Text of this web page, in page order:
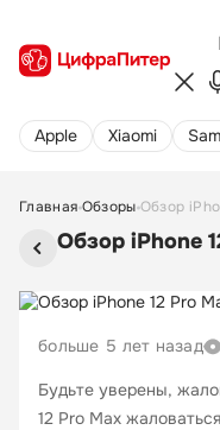
Apple Xiaomi
Главная Обзоры Обзор
Обзор iPhone
больше 5 лет назад
Будьте уверены,
12 Pro Max